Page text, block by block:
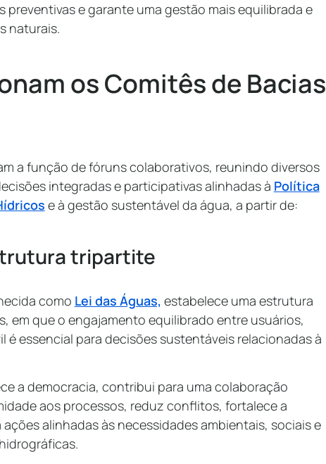
preventivas e garante uma gestão mais equilibrada e
naturais.
os Comitês de Bacias
a função de fóruns colaborativos, reunindo diversos
integradas e participativas alinhadas à Política
e à gestão sustentável da água, a partir de:
tripartite
como Lei das Águas, estabelece uma estrutura
em que o engajamento equilibrado entre usuários,
é essencial para decisões sustentáveis relacionadas à
a democracia, contribui para uma colaboração
aos processos, reduz conflitos, fortalece a
alinhadas às necessidades ambientais, sociais e